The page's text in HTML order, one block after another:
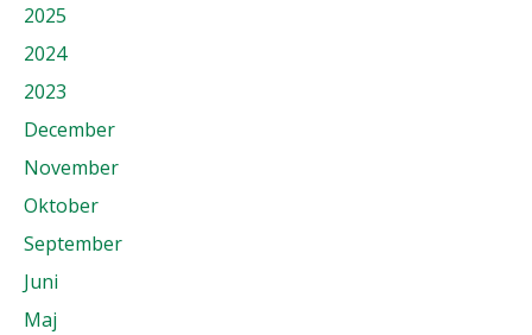
2025
2024
2023
December
November
Oktober
September
Juni
Maj